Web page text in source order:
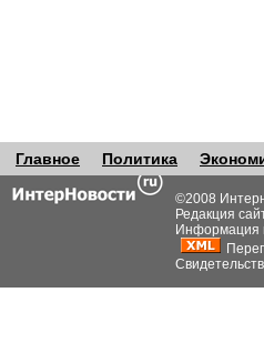
Главное Политика
©2008
Редакция
Информация